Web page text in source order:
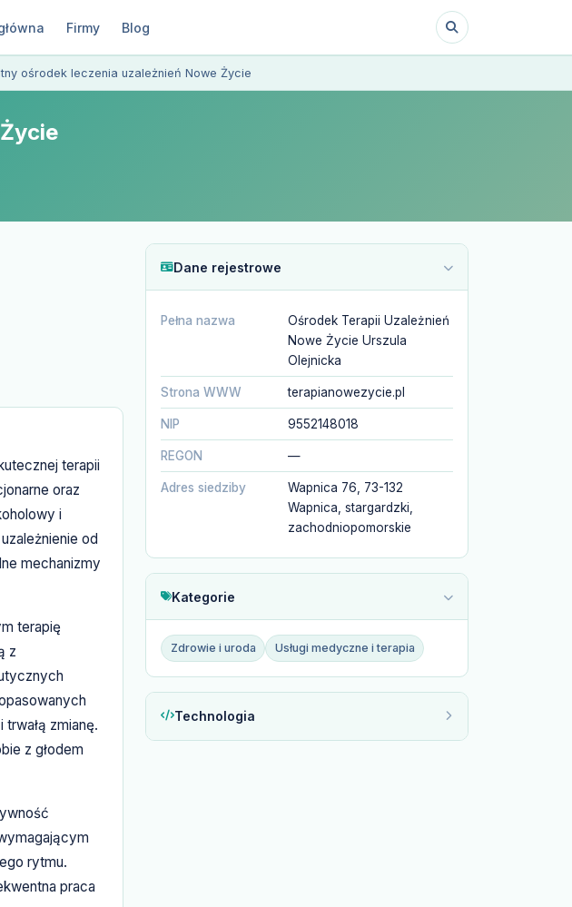
Firmy Blog
ośrodek leczenia uzależnień Nowe Życie
Dane rejestrowe
Pełna nazwa
Ośrodek Terapii Uzależnień
Nowe Życie Urszula
Olejnicka
Strona WWW terapianowezycie.pl
NIP 9552148018
REGON —
Adres siedziby
Wapnica 76, 73-132
Wapnica, stargardzki,
zachodniopomorskie
Kategorie
Zdrowie i uroda Usługi medyczne i terapia
Technologia
terapii
oraz
i
od
mechanizmy
terapię
z
zmianę.
z głodem
rytmu.
praca